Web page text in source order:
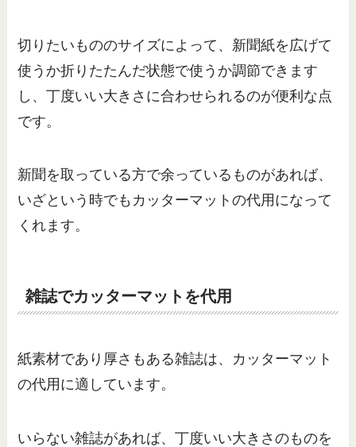
切りたいもののサイズによって、新聞紙を広げて
使うか折りたたんだ状態で使うか調節できます
し、丁度いい大きさに合わせられるのが便利な点
です。
新聞を取っている方で余っているものがあれば、
いざという時でもカッターマットの代用になって
くれます。
雑誌でカッターマットを代用
紙素材であり厚さもある雑誌は、カッターマット
の代用に適しています。
いらない雑誌があれば、丁度いい大きさのものを